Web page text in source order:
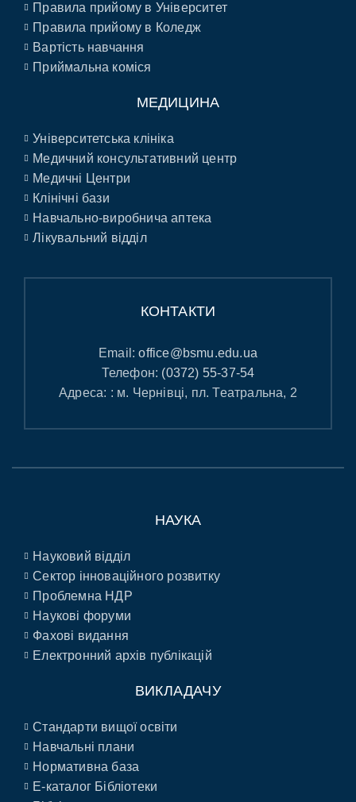
Правила прийому в Університет
Правила прийому в Коледж
Вартість навчання
Приймальна коміся
МЕДИЦИНА
Університетська клініка
Медичний консультативний центр
Медичні Центри
Клінічні бази
Навчально-виробнича аптека
Лікувальний відділ
КОНТАКТИ
Email:office@bsmu.edu.ua
Телефон: (0372) 55-37-54
Адреса: : м. Чернівці, пл. Театральна, 2
НАУКА
Науковий відділ
Сектор інноваційного розвитку
Проблемна НДР
Наукові форуми
Фахові видання
Електронний архів публікацій
ВИКЛАДАЧУ
Стандарти вищої освіти
Навчальні плани
Нормативна база
E-каталог Бібліотеки